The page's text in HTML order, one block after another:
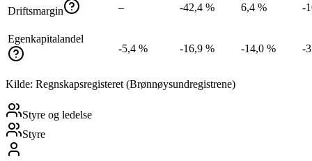
Driftsmargin – -42,4 % 6,4 % -
Egenkapitalandel
-5,4 %
-16,9 % -14,0 % -
Kilde: Regnskapsregisteret (Brønnøysundregistrene)
Styre og ledelse
Styre